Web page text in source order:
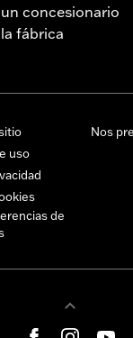
concesionario
fábrica
uso
de
Nos